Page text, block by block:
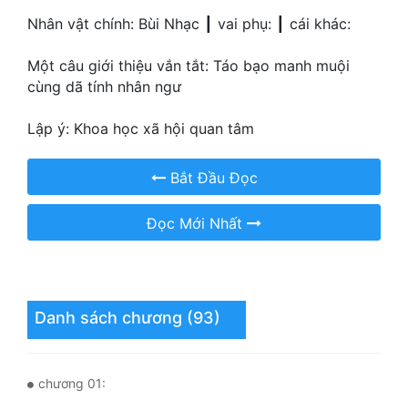
Quân Sự
Sảng Văn
Sủng
Tiên Hiệp
Tiểu Thuyết
Triều Đấu
Trọng Sinh
Nhân vật chính: Bùi Nhạc ┃ vai phụ: ┃ cái khác:
Một câu giới thiệu vắn tắt: Táo bạo manh muội
cùng dã tính nhân ngư
Lập ý: Khoa học xã hội quan tâm
Bắt Đầu Đọc
Đọc Mới Nhất
Danh sách chương (93)
chương 01: